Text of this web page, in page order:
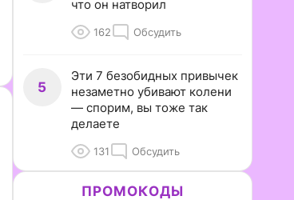
что он натворил
162 Обсудить
5
Эти 7 безобидных привычек
незаметно убивают колени
— спорим, вы тоже так
делаете
131 Обсудить
ПРОМОКОДЫ